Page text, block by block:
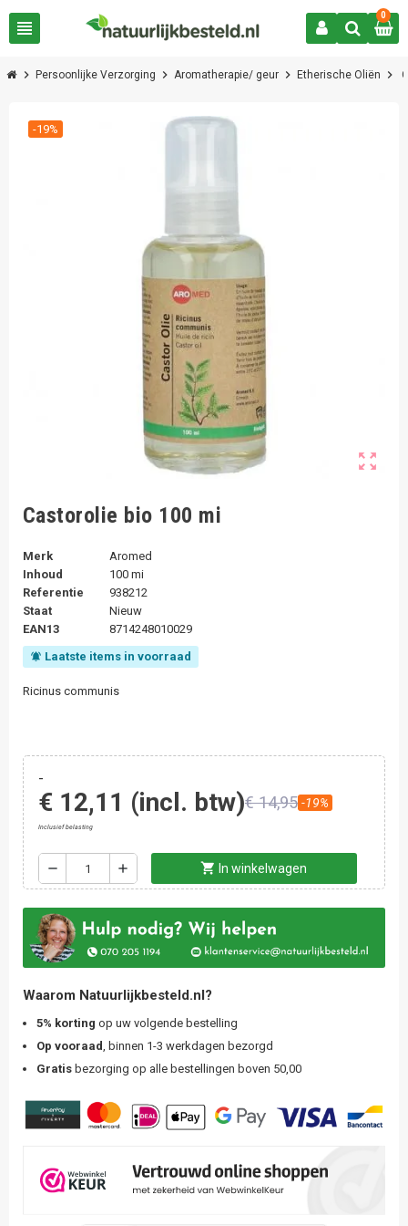
view_headline
0
chevron_right Persoonlijke Verzorging chevron_right Aromatherapie/ geur chevron_right Etherische Oliën chevron_right
zoom_out_map
-19%
Castorolie bio 100 mi
Merk
Aromed
Inhoud
100 mi
Referentie
938212
Staat
Nieuw
EAN13
8714248010029
notifications_active Laatste items in voorraad
Ricinus communis
-
€ 12,11 (incl. btw)€ 14,95 -19%
Inclusief belasting
remove add shopping_cart In winkelwagen
Waarom Natuurlijkbesteld.nl?
5% korting op uw volgende bestelling
Op vooraad, binnen 1-3 werkdagen bezorgd
Gratis bezorging op alle bestellingen boven 50,00